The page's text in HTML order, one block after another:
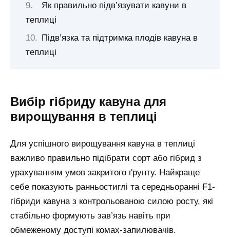
Як правильно підв’язувати кавуни в
теплиці
Підв’язка та підтримка плодів кавуна в
теплиці
Вибір гібриду кавуна для
вирощування в теплиці
Для успішного вирощування кавуна в теплиці
важливо правильно підібрати сорт або гібрид з
урахуванням умов закритого ґрунту. Найкраще
себе показують ранньостиглі та середньоранні F1-
гібриди кавуна з контрольованою силою росту, які
стабільно формують зав’язь навіть при
обмеженому доступі комах-запилювачів.